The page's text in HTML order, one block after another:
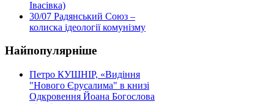
Івасівка)
30/07 Радянський Союз –
колиска ідеології комунізму
Найпопулярніше
Петро КУШНІР, «Видіння
"Нового Єрусалима" в книзі
Одкровення Йоана Богослова